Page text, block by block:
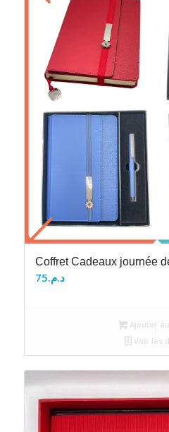
Coffret Cadeaux journée
د.م.75
Ajouter
Voir les